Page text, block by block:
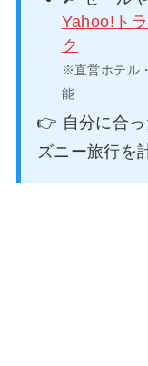
Yahoo!ト
ク
※直営ホテル
能
👉 自分に合っ
ズニー旅行を